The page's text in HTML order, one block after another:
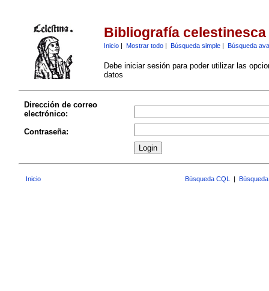
Bibliografía celestinesca
Inicio| Mostrar todo| Búsqueda simple| Búsqueda
Debe iniciar sesión para poder utilizar las
datos
Dirección de correo
electrónico:
Contraseña:
Inicio Búsqueda CQL |